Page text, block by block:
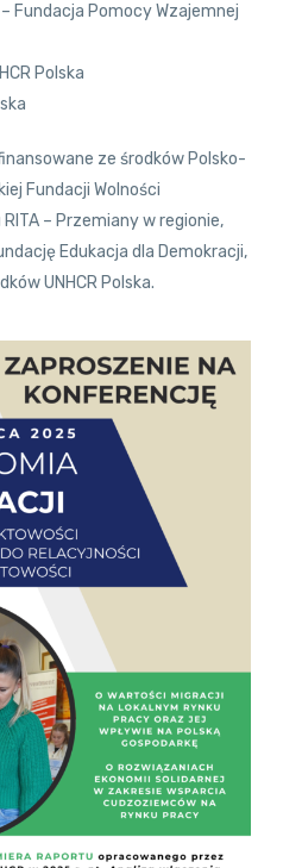
Fundacja Pomocy Wzajemnej
Polska
ze środków Polsko-
Fundacji Wolności
– Przemiany w regionie,
Edukacja dla Demokracji,
UNHCR Polska.